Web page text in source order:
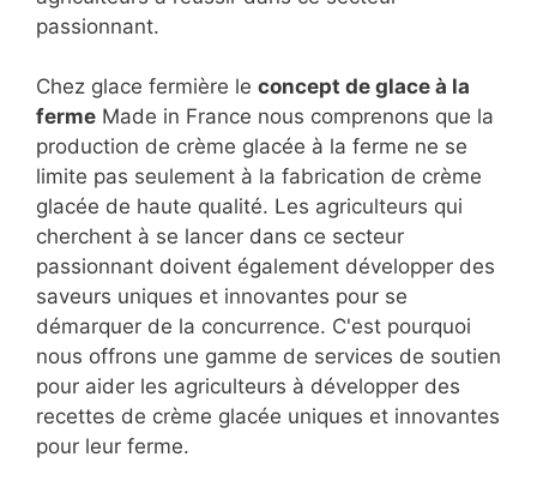
passionnant.
Chez glace fermière le concept de glace à la
ferme Made in France nous comprenons que la
production de crème glacée à la ferme ne se
limite pas seulement à la fabrication de crème
glacée de haute qualité. Les agriculteurs qui
cherchent à se lancer dans ce secteur
passionnant doivent également développer des
saveurs uniques et innovantes pour se
démarquer de la concurrence. C'est pourquoi
nous offrons une gamme de services de soutien
pour aider les agriculteurs à développer des
recettes de crème glacée uniques et innovantes
pour leur ferme.